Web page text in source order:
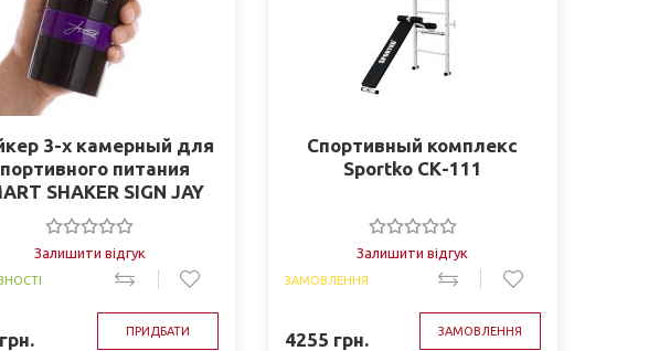
3-х камерный для
питания
SHAKER SIGN JAY
6020027 (600мл,
чер-фио)
Залишити відгук
грн. ПРИДБАТИ
Спортивный комплекс
Sportko СК-111
Залишити відгук
ЗАМОВЛЕННЯ
4255 грн. ЗАМОВЛЕННЯ